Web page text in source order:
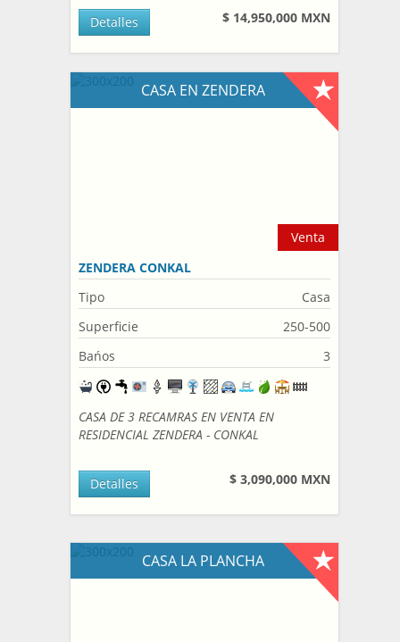
$ 14,950,000 MXN
Detalles
CASA EN ZENDERA
Venta
ZENDERA CONKAL
Tipo
Casa
Superficie
250-500
Bańos
3
CASA DE 3 RECAMRAS EN VENTA EN
RESIDENCIAL ZENDERA - CONKAL
$ 3,090,000 MXN
Detalles
CASA LA PLANCHA